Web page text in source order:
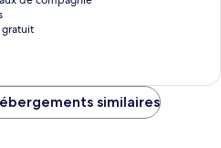
similaires